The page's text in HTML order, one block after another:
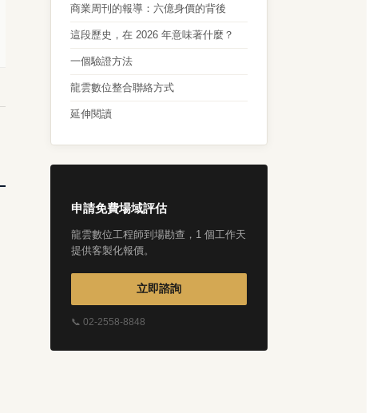
商業周刊的報導：六億身價的背後
這段歷史，在 2026 年意味著什麼？
一個驗證方法
龍雲數位整合聯絡方式
延伸閱讀
申請免費場域評估
龍雲數位工程師到場勘查，1 個工作天
提供客製化報價。
立即諮詢
📞 02-2558-8848